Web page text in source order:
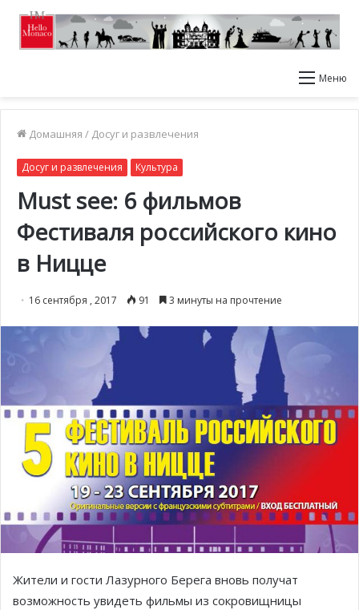
Меню
Домашняя / Досуг и развлечения
Досуг и развлечения Культура
Must see: 6 фильмов
Фестиваля российского кино
в Ницце
16 сентября , 2017 91 3 минуты на прочтение
Жители и гости Лазурного Берега вновь получат
возможность увидеть фильмы из сокровищницы